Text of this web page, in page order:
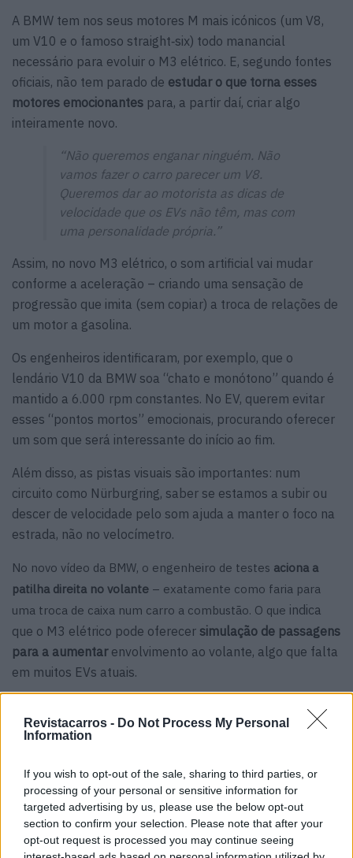
Revistacarros - Do Not Process My Personal
Information
If you wish to opt-out of the sale, sharing to third parties, or
processing of your personal or sensitive information for
targeted advertising by us, please use the below opt-out
section to confirm your selection. Please note that after your
opt-out request is processed you may continue seeing
A BMW tem nos seus motores M mais icónicos (um V8,
um V10 e o famoso straight‑six) todo manancial
necessário para evoluir o M3 elétrico. E, segundo fontes
oficiais, não tem parado de estudar o que torna esses
motores emocionantes para, a partir daí, criar algo
inteiramente novo.
“Não queremos enganar ninguém. Não
vamos fazer o carro parecer um V8.
Queremos dar ao motorista as dicas de
velocidade que os EVs não têm, mas com
uma personalidade própria.”
Assim, no novo M3 elétrico, o som artificial vai mudar
conforme a aceleração – criando uma sensação de
progressão que imita (sem copiar) a troca de relações de
um motor a gasolina.
Os engenheiros identificaram, por exemplo, que o
lendário V10 da BMW soa “chato e monótono” quando é
mantido a 6.000 rpm constantes. No EV, querem evitar
esses “pontos mortos” emocionais, procurando oferecer
um som que será interessante do início ao fim.
Além disso, as pistas visuais são importantes: num
circuito como Nürburgring, saber se estamos a subir ou
descer de velocidade pelo som ajuda a manter o foco na
estrada, não no velocímetro.
No novo vídeo da BMW, o engenheiro de testes aciona a
patilha direita no volante – exatamente como faria para
uma troca de caixa num carro a combustão. O que indica
que o M3 elétrico pode oferecer simulação de passagens
para a aumentarenvolvimento ao volante, algo que falta
em muitos EVs atuais.